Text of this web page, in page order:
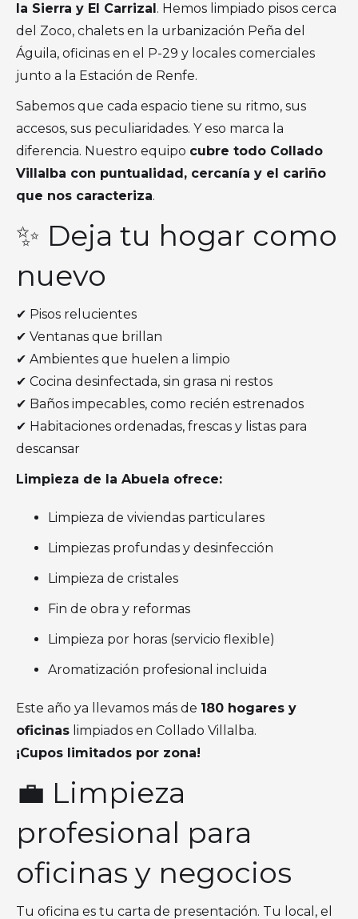
la Sierra y El Carrizal . Hemos limpiado pisos cerca
del Zoco, chalets en la urbanización Peña del
Águila, oficinas en el P-29 y locales comerciales
junto a la Estación de Renfe.
Sabemos que cada espacio tiene su ritmo, sus
accesos, sus peculiaridades. Y eso marca la
diferencia. Nuestro equipo cubre todo Collado
Villalba con puntualidad, cercanía y el cariño
que nos caracteriza.
✨ Deja tu hogar como
nuevo
✔ Pisos relucientes
✔ Ventanas que brillan
✔ Ambientes que huelen a limpio
✔ Cocina desinfectada, sin grasa ni restos
✔ Baños impecables, como recién estrenados
✔ Habitaciones ordenadas, frescas y listas para
descansar
Limpieza de la Abuela ofrece:
Limpieza de viviendas particulares
Limpiezas profundas y desinfección
Limpieza de cristales
Fin de obra y reformas
Limpieza por horas (servicio flexible)
Aromatización profesional incluida
Este año ya llevamos más de 180 hogares y
oficinas limpiados en Collado Villalba.
¡Cupos limitados por zona!
💼 Limpieza
profesional para
oficinas y negocios
Tu oficina es tu carta de presentación. Tu local, el